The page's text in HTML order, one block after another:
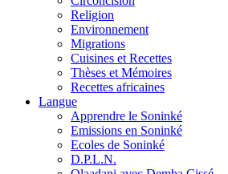
Religion
Environnement
Migrations
Cuisines et Recettes
Thèses et Mémoires
Recettes africaines
Langue
Apprendre le Soninké
Emissions en Soninké
Ecoles de Soninké
D.P.L.N.